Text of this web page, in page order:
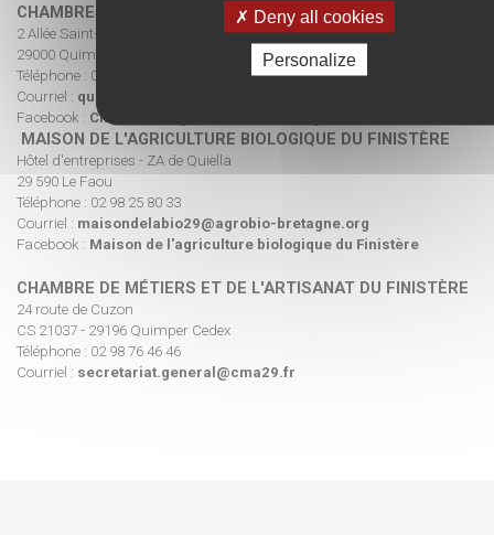
CHAMBRES D'AGRICULTURE DE BRETAGNE
2 Allée Saint-Guénolé
29000 Quimper
Téléphone : 02 98 52 49 49
Courriel : quimper@bretagne.chambagri.fr
Facebook : Chambre d'agriculture de Bretagne
MAISON DE L'AGRICULTURE BIOLOGIQUE DU FINISTÈRE
Hôtel d'entreprises - ZA de Quiella
29 590 Le Faou
Téléphone : 02 98 25 80 33
Courriel : maisondelabio29@agrobio-bretagne.org
Facebook : Maison de l'agriculture biologique du Finistère
CHAMBRE DE MÉTIERS ET DE L'ARTISANAT DU FINISTÈRE
24 route de Cuzon
CS 21037 - 29196 Quimper Cedex
Téléphone : 02 98 76 46 46
Courriel : secretariat.general@cma29.fr
Deny all cookies
Personalize